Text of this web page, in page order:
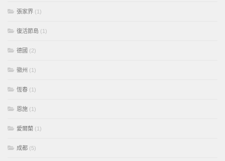
張家界 (1)
復活節島 (1)
德國 (2)
徽州 (1)
恆春 (1)
恩施 (1)
愛爾蘭 (1)
成都 (5)